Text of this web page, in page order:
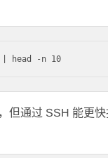
但通过 SSH 能更